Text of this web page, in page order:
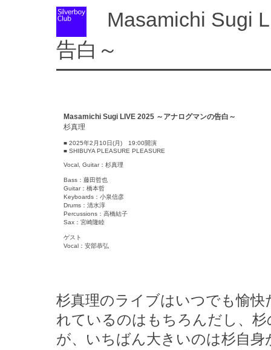
Masamichi Sugi
告白～
Masamichi Sugi LIVE 2025 ～アナログマンの告白～
杉真理
■ 2025年2月10日(月) 19:00開演
■ SHIBUYA PLEASURE PLEASURE
Vocal, Guitar：杉真理
Bass：藤田哲也
Guitar：橋本哲
Keyboards：小泉信彦
Drums：清水淳
Percussions：高橋結子
Sax：宮崎隆睦
ゲスト
Vocal：安部恭弘
杉真理のライブはいつでも愉
れているのはもちろんだし、
が、いちばん大きいのは杉自